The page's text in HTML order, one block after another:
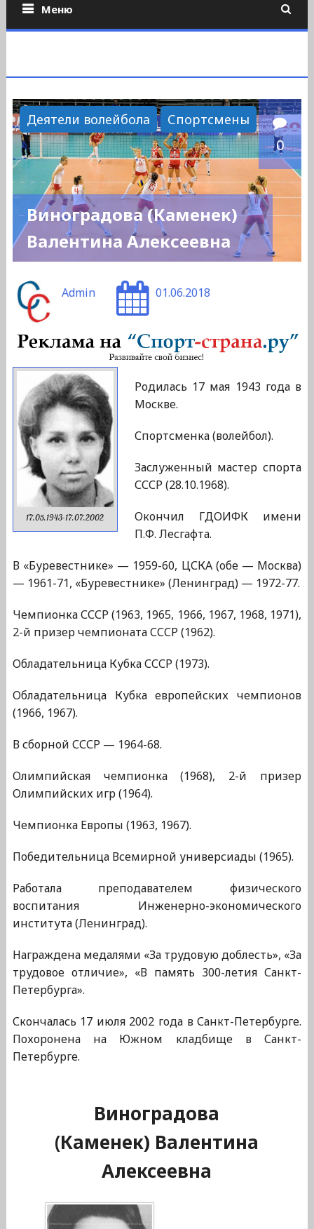
Меню
Деятели волейбола Спортсмены
0
Виноградова (Каменек)
Валентина Алексеевна
Admin 01.06.2018
17.05.1943-17.07.2002
Родилась 17 мая 1943 года в
Москве.
Спортсменка (волейбол).
Заслуженный мастер спорта
СССР (28.10.1968).
Окончил ГДОИФК имени
П.Ф. Лесгафта.
В «Буревестнике» — 1959-60, ЦСКА (обе — Москва)
— 1961-71, «Буревестнике» (Ленинград) — 1972-77.
Чемпионка СССР (1963, 1965, 1966, 1967, 1968, 1971),
2-й призер чемпионата СССР (1962).
Обладательница Кубка СССР (1973).
Обладательница Кубка европейских чемпионов
(1966, 1967).
В сборной СССР — 1964-68.
Олимпийская чемпионка (1968), 2-й призер
Олимпийских игр (1964).
Чемпионка Европы (1963, 1967).
Победительница Всемирной универсиады (1965).
Работала преподавателем физического
воспитания Инженерно-экономического
института (Ленинград).
Награждена медалями «За трудовую доблесть», «За
трудовое отличие», «В память 300-летия Санкт-
Петербурга».
Скончалась 17 июля 2002 года в Санкт-Петербурге.
Похоронена на Южном кладбище в Санкт-
Петербурге.
Виноградова
(Каменек) Валентина
Алексеевна